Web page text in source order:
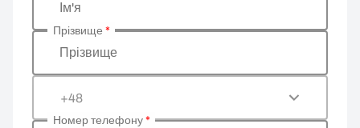
Ім'я
Прізвище
Прізвище *
+48
Номер телефону*